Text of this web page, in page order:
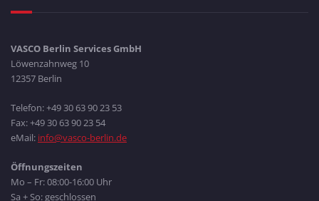
VASCO Berlin Services GmbH
Löwenzahnweg 10
12357 Berlin
Telefon: +49 30 63 90 23 53
Fax: +49 30 63 90 23 54
eMail: info@vasco-berlin.de
Öffnungszeiten
Mo – Fr: 08:00-16:00 Uhr
Sa + So: geschlossen